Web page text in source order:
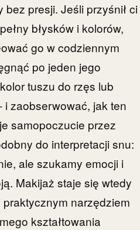
presji. Jeśli przyśnił ci
błysków i kolorów,
go w codziennym
po jeden jego
tuszu do rzęs lub
i zaobserwować, jak ten
samopoczucie przez
do interpretacji snu:
ale szukamy emocji i
Makijaż staje się wtedy
narzędziem
kształtowania